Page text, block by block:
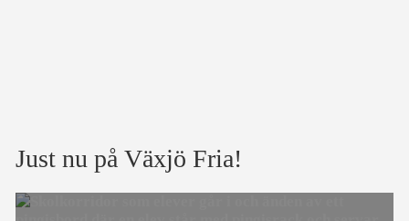
Just nu på Växjö Fria!